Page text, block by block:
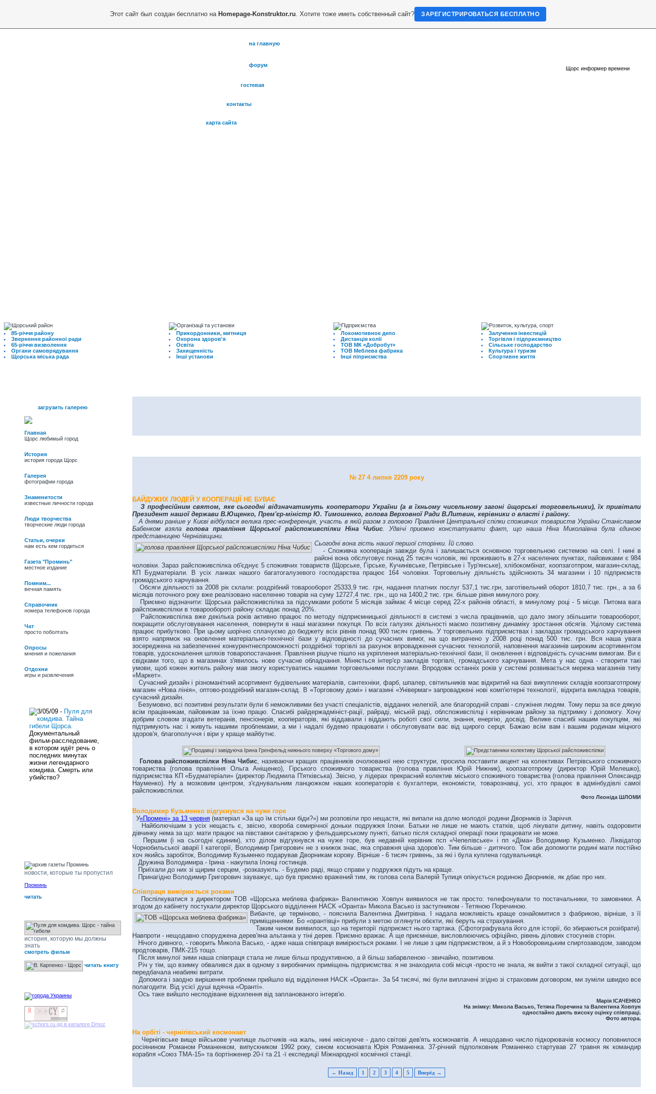
на главную
форум
гостевая
контакты
карта сайта
Щорс информер времени
85-річчя району
Звернення районної ради
65-річчя визволення
Органи самоврядування
Щорська міська рада
Прикордонники, митниця
Охорона здоров'я
Освіта
Захищенність
Інші установи
Локомотивное депо
Дистанція колії
ТОВ МК «Добробут»
ТОВ Меблева фабрика
Інші піприємства
Залучення інвестицій
Торгівля і підприємництво
Сільське господарство
Культура і туризм
Спортивне життя
загрузить галерею
Главная
Щорс любимый город
История
история города Щорс
Галерея
фотографии города
Знаменитости
известные личности города
Люди творчества
творческие люди города
Статьи, очерки
нам есть кем гордиться
Газета "Проминь"
местное издание
Помним...
вечная память
Справочник
номера телефонов города
Чат
просто поболтать
Опросы
мнения и пожелания
Отдохни
игры и развлечения
Іванович Полевик.
Фольклорист, лауреат
Г.Верьовки, Б. Грінченка
і премії Фонду культури,
3/05/09 - Пуля для
комдива. Тайна
гибели Щорса.
Документальный
фильм-расследование,
в котором идёт речь о
последних минутах
жизни легендарного
комдива. Смерть или
убийство?
новости, которые ты пропустил
Проминь
читать
история, которую мы должны
знать
смотреть фильм
читать книгу
№ 27 4 липня 2209 року
БАЙДУЖИХ ЛЮДЕЙ У КООПЕРАЦІЇ НЕ БУВАЄ
З професійним святом, яке сьогодні відзначатимуть кооператори України (а в їхньому чисельному загоні йщорські торговельники), їх привітали
Президент нашої держави В.Ющенко, Прем'єр-міністр Ю. Тимошенко, голова Верховної Ради В.Литвин, керівники о власті і району.
А днями раніше у Києві відбулася велика прес-конференція, участь в якій разом з головою Правління Центральної спілки споживчих товариств України Станіславом
Бабенком взяла голова правління Щорської райспоживспілки Ніна Чибис. Удвічі приємно констатувати факт, що наша Ніна Миколаївна була єдиною
представницею Чернігівщини.
Сьогодні вона гість нашої першої сторінки. Їй слово.
- Споживча кооперація завжди була і залишається основною торговельною системою на селі. І нині в
районі вона обслуговує понад 25 тисяч чоловік, які проживають в 27-х населених пунктах, пайовиками є 984
чоловіки. Зараз райспоживспілка об'єднує 5 споживчих товариств (Щорське, Гірське, Кучинівське, Петрівське і Тур'янське), хлібокомбінат, коопзаготпром, магазин-склад,
КП Будматеріали. В усіх ланках нашого багатогалузевого господарства працює 164 чоловіки. Торговельну діяльність здійснюють 34 магазини і 10 підприємств
громадського харчування.
Обсяги діяльності за 2008 рік склали: роздрібний товарооборот 25333,9 тис. грн, надання платних послуг 537,1 тис.грн, заготівельний оборот 1810,7 тис. грн., а за 6
місяців поточного року вже реалізовано населенню товарів на суму 12727,4 тис. грн., що на 1400,2 тис. грн. більше рівня минулого року.
Приємно відзначити: Щорська райспоживспілка за підсумками роботи 5 місяців займає 4 місце серед 22-х районів області, в минулому році - 5 місце. Питома вага
райспоживспілки в товарообороті району складає понад 20%.
Райспоживспілка вже декілька років активно працює по методу підприємницької діяльності в системі з числа працівників, що дало змогу збільшити товарооборот,
покращити обслуговування населення, повернути в наші магазини покупця. По всіх галузях діяльності маємо позитивну динаміку зростання обсягів. Уцілому система
працює прибутково. При цьому шорічно сплачуємо до бюджету всіх рівнів понад 900 тисяч гривень. У торговельних підприємствах і закладах громадського харчування
взято напрямок на оновлення матеріально-технічної бази у відповідності до сучасних вимог, на що витрачено у 2008 році понад 500 тис. грн. Вся наша увага
зосереджена на забезпеченні конкурентнеспроможності роздрібної торгівлі за рахунок впровадження сучасних технологій, наповнення магазинів широким асортиментом
товарів, удосконалення шляхів товаропостачання. Правління рішуче пішло на укріплення матеріально-технічної бази, її оновлення і відповідність сучасним вимогам. Ви є
свідками того, що в магазинах з'явилось нове сучасне обладнання. Міняється інтер'єр закладів торгівлі, громадського харчування. Мета у нас одна - створити такі
умови, щоб кожен житель району мав змогу користуватись нашими торговельними послугами. Впродовж останніх років у системі розвивається мережа магазинів типу
«Маркет».
Сучасний дизайн і різноманітний асортимент будівельних матеріалів, сантехніки, фарб, шпалер, світильників має відкритий на базі викуплених складів коопзаготпрому
магазин «Нова лінія», оптово-роздрібний магазин-склад. В «Торговому домі» і магазині «Універмаг» запроваджені нові комп'ютерні технології, відкрита викладка товарів,
сучасний дизайн.
Безумовно, всі позитивні результати були б неможливими без участі спеціалістів, відданих нелегкій, але благородній справі - служіння людям. Тому перш за все дякую
всім працівникам, пайовикам за їхню працю. Спасибі райдержадмініст-рації, райраді, міській раді, облспоживспілці і керівникам району за підтримку і допомогу. Хочу
добрим словом згадати ветеранів, пенсіонерів, кооператорів, які віддавали і віддають роботі свої сили, знання, енергію, досвід. Велике спасибі нашим покупцям, які
підтримують нас і живуть нашими проблемами, а ми і надалі будемо працювати і обслуговувати вас від щирого серця. Бажаю всім вам і вашим родинам міцного
здоров'я, благополуччя і віри у краще майбутнє.
Голова райспоживспілки Ніна Чибис, називаючи кращих працівників очолюваної нею структури, просила поставити акцент на колективах Петрівського споживчого
товариства (голова правління Ольга Аніщенко), Гірського споживчого товариства (голова правління Юрій Нижник), коопзаготпрому (директор Юрій Мелешко),
підприємства КП «Будматеріали» (директор Людмила П'ятківська). Звісно, у лідерах прекрасний колектив міського споживчого товариства (голова правління Олександр
Науменко). Ну а мозковим центром, з'єднувальним ланцюжком наших кооператорів є бухгалтери, економісти, товарознавці, усі, хто працює в адмінбудівлі самої
райспоживспілки.
Фото Леоніда ШЛОМИ
Володимир Кузьменко відгукнувся на чуже горе
У«Промені» за 13 червня (матеріал «За що їм стільки біди?») ми розповіли про нещастя, які випали на долю молодої родини Дворників із Заріччя.
Найболючішим з усіх нещасть є, звісно, хвороба семирічної доньки подружжя Ілони. Батьки не лише не мають статків, щоб лікувати дитину, навіть оздоровити
дівчинку нема за що: мати працює на півставки санітаркою у фельдшерському пункті, батько після складної операції поки працювати не може.
Першим (і на сьогодні єдиним), хто ділом відгукнувся на чуже горе, був недавній керівник псп «Чепелівське» і пп «Діма» Володимир Кузьменко. Ліквідатор
Чорнобильської аварії І категорії, Володимир Григорович не з книжок знає, яка справжня ціна здоров'ю. Тим більше - дитячого. Тож аби допомогти родині мати постійно
хоч якийсь заробіток, Володимир Кузьменко подарував Дворникам корову. Вірніше - 6 тисяч гривень, за які і була куплена годувальниця.
Дружина Володимира - Ірина - накупила Ілонці гостинців.
Приїхали до них зі щирим серцем, -розказують. - Будемо раді, якщо справи у подружжя підуть на краще.
Принагідно Володимир Григорович зауважує, що був приємно вражений тим, як голова села Валерій Тупиця опікується родиною Дворників, як дбає про них.
Співпраця вимірюється роками
Поспілкуватися з директором TOB «Щорська меблева фабрика» Валентиною Ховпун виявилося не так просто: телефонували то постачальники, то замовники. А
згодом до кабінету постукали директор Щорського відділення HACK «Оранта» Микола Васько із заступником - Тетяною Поречиною.
Вибачте, це терміново, - пояснила Валентина Дмитрівна. І надала можливість краще ознайомитися з фабрикою, вірніше, з її
приміщеннями. Бо «орантівці» прибули з метою оглянути обєкти, які беруть на страхування.
Таким чином виявилося, що на території підприємст нього тартака. (Сфотографувала його для історії, бо збираються розібрати).
Навпроти - нещодавно споруджена дерев'яна альтанка у тіні дерев. Приємно вражає. А ще приємніше, висловлюючись офіційно, рівень ділових стосунків сторін.
Нічого дивного, - говорить Микола Васько, - адже наша співпраця вимірюється роками. І не лише з цим підприємством, а й з Новоборовицьким спиртозаводом, заводом
продтоварів, ПМК-215 тощо.
Після минулої зими наша співпраця стала не лише більш продуктивною, а й більш забарвленою - звичайно, позитивом.
Річ у тім, що взимку обвалився дах в одному з виробничих приміщень підприємства: я не знаходила собі місця -просто не знала, як вийти з такої складної ситуації, що
передбачала неабиякі витрати.
Допомога і заодно вирішення проблеми прийшло від відділення HACK «Оранта». За 54 тисячі, які були виплачені згідно зі страховим договором, ми зуміли швидко все
полагодити. Від усієї душі вдячна «Оранті».
Ось таке вийшло несподіване відхилення від запланованого інтерв'ю.
Марія ІСАЧЕНКО
На знімку: Микола Васько, Тетяна Поречина та Валентина Ховпун
одностайно дають високу оцінку співпраці.
Фото автора.
На орбіті - чернігівський космонавт
Чернігівське вище військове училище льотчиків -на жаль, нині неіснуюче - дало світові дев'ять космонавтів. А нещодавно число підкорювачів космосу поповнилося
росіянином Романом Романенком, випускником 1992 року, сином космонавта Юрія Романенка. 37-річний підполковник Романенко стартував 27 травня як командир
корабля «Союз ТМА-15» та бортінженер 20-ї та 21 -ї експедиції Міжнародної космічної станції.
← Назад 1 2 3 4 5 Вперёд →
Этот сайт был создан бесплатно на Homepage-Konstruktor.ru. Хотите тоже иметь собственный сайт? ЗАРЕГИСТРИРОВАТЬСЯ БЕСПЛАТНО